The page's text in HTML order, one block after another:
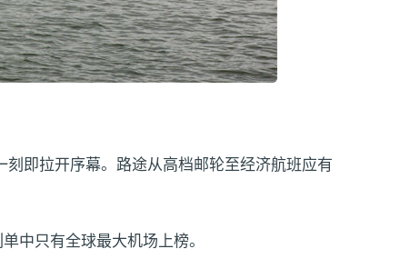
即拉开序幕。路途从高档邮轮至经济航班应有
中只有全球最大机场上榜。